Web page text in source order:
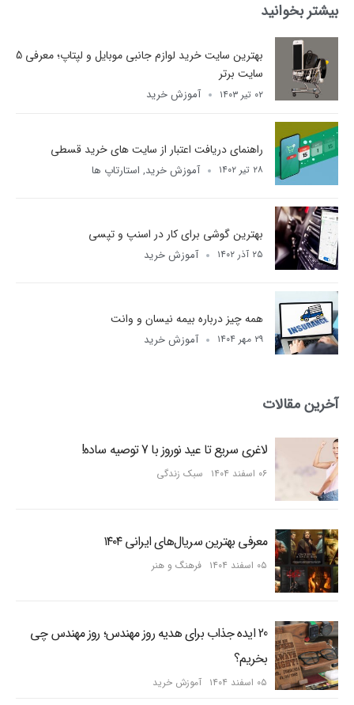
بیشتر بخوانید
بهترین سایت خرید لوازم جانبی موبایل و لپتاپ؛ معرفی 5
سایت برتر
۰۲ تیر ۱۴۰۳ آموزش خرید
راهنمای دریافت اعتبار از سایت های خرید قسطی
۲۸ تیر ۱۴۰۲ آموزش خرید, استارتاپ ها
بهترین گوشی برای کار در اسنپ و تپسی
۲۵ آذر ۱۴۰۲ آموزش خرید
همه چیز درباره بیمه نیسان و وانت
۲۹ مهر ۱۴۰۴ آموزش خرید
آخرین مقالات
لاغری سریع تا عید نوروز با 7 توصیه ساده!
۰۶ اسفند ۱۴۰۴ سبک زندگی
معرفی بهترین سریال‌های ایرانی ۱۴۰۴
۰۵ اسفند ۱۴۰۴ فرهنگ و هنر
20 ایده جذاب برای هدیه روز مهندس؛ روز مهندس چی
بخریم؟
۰۵ اسفند ۱۴۰۴ آموزش خرید